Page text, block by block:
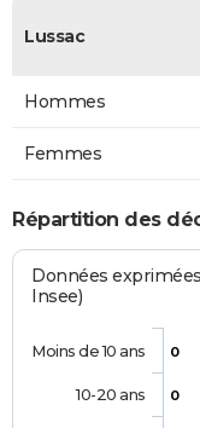
Lussac
Hommes
Femmes
Répartition des
Données
Insee)
0
0
Moins de 10 ans
10-20 ans